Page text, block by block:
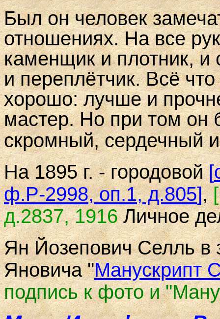
Был он человек
отношениях. На все
каменщик и плотник, и
и переплётчик. Всё
хорошо: лучше и
мастер. Но при том он
скромный,сердечный
На 1895 г. - городовой[
ф.Р-2998, оп.1, д.805],[
д.2837,1916Личное
Ян Йозепович Селль в
Яновича "Манускрипт
подпись к фото и